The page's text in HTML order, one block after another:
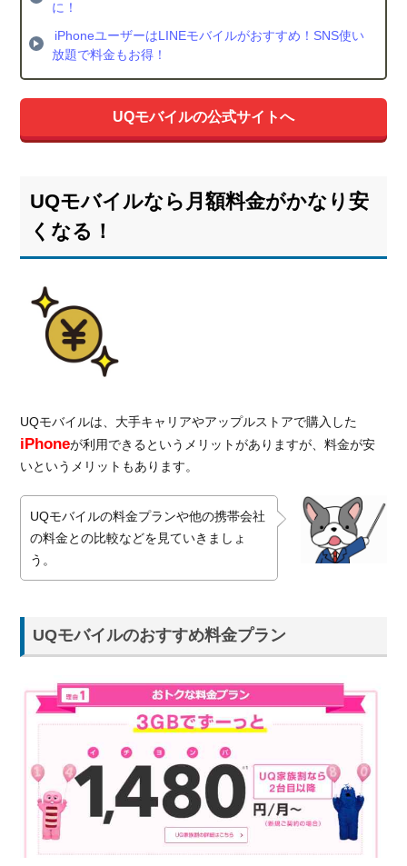
に！
iPhoneユーザーはLINEモバイルがおすすめ！SNS使い
放題で料金もお得！
UQモバイルの公式サイトへ
UQモバイルなら月額料金がかなり安
くなる！
UQモバイルは、大手キャリアやアップルストアで購入した
iPhoneが利用できるというメリットがありますが、料金が安
いというメリットもあります。
UQモバイルの料金プランや他の携帯会社
の料金との比較などを見ていきましょ
う。
UQモバイルのおすすめ料金プラン